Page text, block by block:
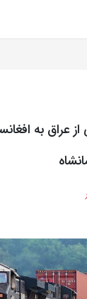
از عراق به